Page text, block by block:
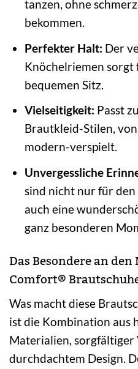
tanzen, ohne
bekommen.
Perfekter Halt: Der
Knöchelriemen sorgt
bequemen Sitz.
Vielseitigkeit: Passt
Brautkleid-Stilen,
modern-verspielt.
Unvergessliche
sind nicht nur für
auch eine
ganz besonderen
Das Besondere an
Comfort®
Was macht diese
ist die Kombination aus
Materialien,
durchdachtem Design.